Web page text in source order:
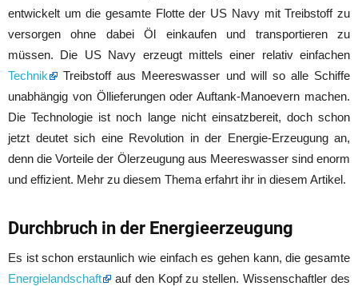
entwickelt um die gesamte Flotte der US Navy mit Treibstoff zu
versorgen ohne dabei Öl einkaufen und transportieren zu
müssen. Die US Navy erzeugt mittels einer relativ einfachen
Technik
Treibstoff aus Meereswasser und will so alle Schiffe
unabhängig von Öllieferungen oder Auftank-Manoevern machen.
Die Technologie ist noch lange nicht einsatzbereit, doch schon
jetzt deutet sich eine Revolution in der Energie-Erzeugung an,
denn die Vorteile der Ölerzeugung aus Meereswasser sind enorm
und effizient. Mehr zu diesem Thema erfahrt ihr in diesem Artikel.
Durchbruch in der Energieerzeugung
Es ist schon erstaunlich wie einfach es gehen kann, die gesamte
Energielandschaft
auf den Kopf zu stellen. Wissenschaftler des